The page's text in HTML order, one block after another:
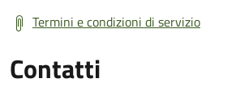
Termini e condizioni di servizio
Contatti